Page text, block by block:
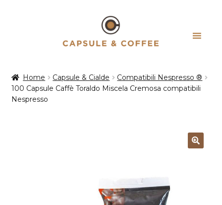
Home Capsule & Cialde
Compatibili Nespresso ®
100 Capsule Caffè Toraldo Miscela Cremosa compatibili
Nespresso